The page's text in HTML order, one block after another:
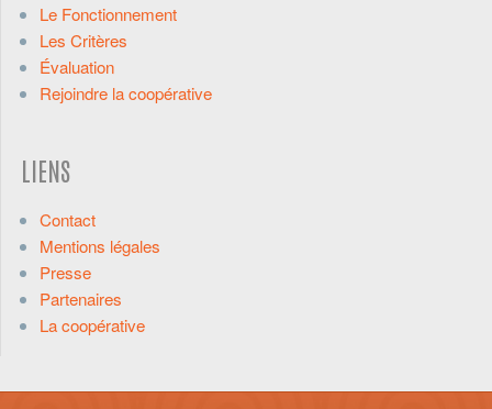
Le Fonctionnement
Les Critères
Évaluation
Rejoindre la coopérative
LIENS
Contact
Mentions légales
Presse
Partenaires
La coopérative